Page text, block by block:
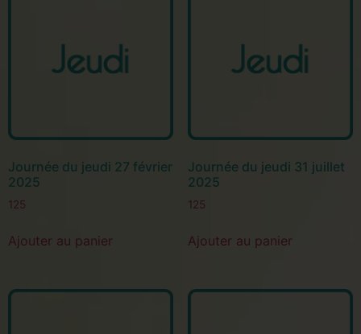
Journée du jeudi 27 février
2025
125
Ajouter au panier
Journée du jeudi 31 juillet
2025
125
Ajouter au panier